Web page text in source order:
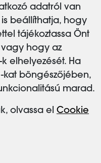
adatról van
beállíthatja, hogy
tájékoztassa Önt
hogy az
elhelyezését. Ha
böngészőjében,
marad.
olvassa el Cookie